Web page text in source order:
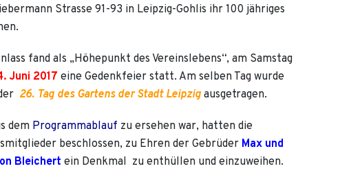
Strasse 91-93 in Leipzig-Gohlis ihr 100 jähriges
fand als „Höhepunkt des Vereinslebens“, am Samstag
Juni 2017 eine Gedenkfeier statt. Am selben Tag wurde
26. Tag des Gartens der Stadt Leipzig ausgetragen.
dem Programmablauf zu ersehen war, hatten die
beschlossen, zu Ehren der Gebrüder Max und
Bleichert ein Denkmal zu enthüllen und einzuweihen.